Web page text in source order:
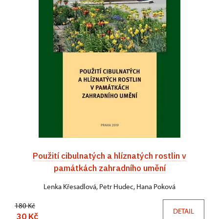
Použití cibulnatých a hlíznatých rostlin v
památkách zahradního umění
Lenka Křesadlová, Petr Hudec, Hana Poková
180 Kč
30 Kč DETAIL